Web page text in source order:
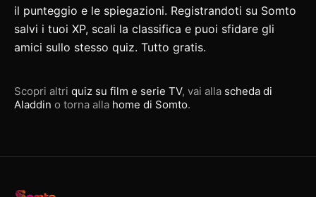
il punteggio e le spiegazioni. Registrandoti su Somto
salvi i tuoi XP, scali la classifica e puoi sfidare gli
amici sullo stesso quiz. Tutto gratis.
Scopri altri quiz su film e serie TV, vai alla scheda di
Aladdin o torna alla home di Somto.